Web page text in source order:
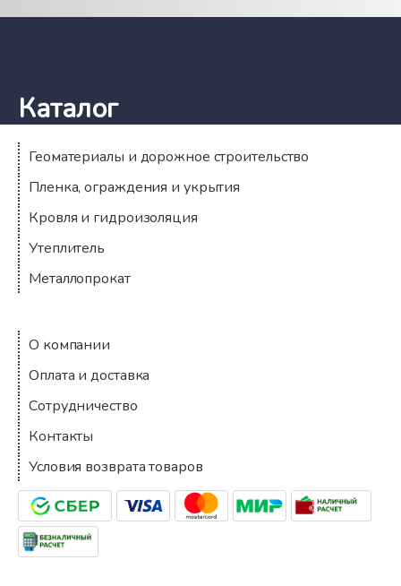
Каталог
Геоматериалы и дорожное строительство
Пленка, ограждения и укрытия
Кровля и гидроизоляция
Утеплитель
Металлопрокат
Компания
О компании
Оплата и доставка
Сотрудничество
Контакты
Условия возврата товаров